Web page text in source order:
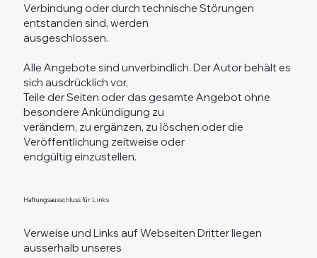
Verbindung oder durch technische Störungen
entstanden sind, werden
ausgeschlossen.
Alle Angebote sind unverbindlich. Der Autor behält es
sich ausdrücklich vor,
Teile der Seiten oder das gesamte Angebot ohne
besondere Ankündigung zu
verändern, zu ergänzen, zu löschen oder die
Veröffentlichung zeitweise oder
endgültig einzustellen.
Haftungsausschluss für Links
Verweise und Links auf Webseiten Dritter liegen
ausserhalb unseres